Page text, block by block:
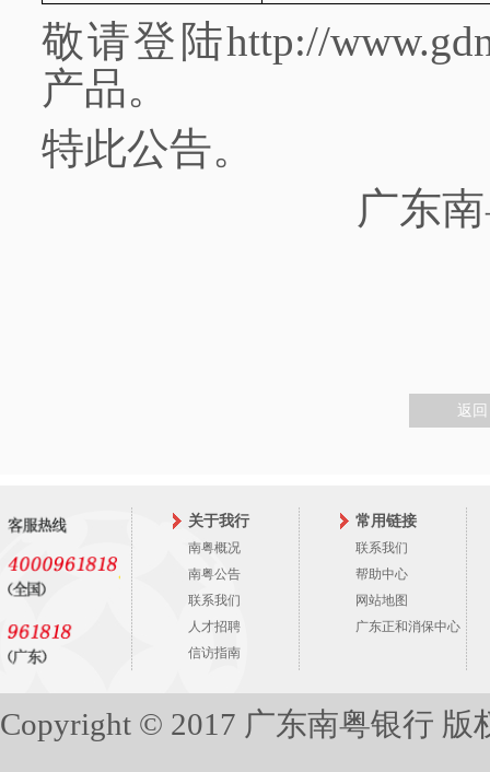
敬请登陆http://
产品。
特此公告。
广东
返回
关于我行
南粤概况
南粤公告
联系我们
人才招聘
信访指南
常用链接
联系我们
帮助中心
网站地图
广东正和消保中心
Copyright © 2017 广东南粤银行 版